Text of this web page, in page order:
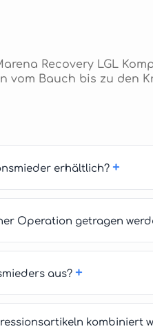
Recovery LGL
vom Bauch bis zu den
erhältlich? +
Operation getragen
aus? +
kombiniert